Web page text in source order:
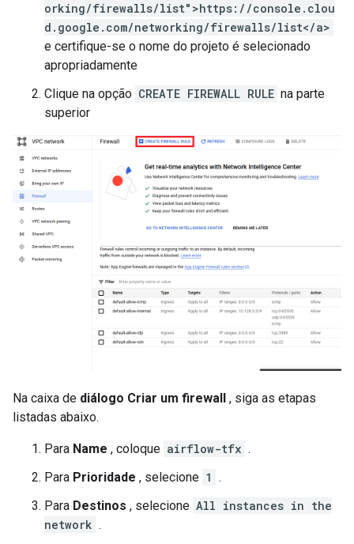
orking/firewalls/list">https://console.clou
d.google.com/networking/firewalls/list</a>
e certifique-se o nome do projeto é selecionado
apropriadamente
Clique na opção CREATE FIREWALL RULE na parte
superior
Na caixa de diálogo Criar um firewall , siga as etapas
listadas abaixo.
Para Name , coloque airflow-tfx .
Para Prioridade , selecione 1
.
Para Destinos , selecione All instances in the
network .